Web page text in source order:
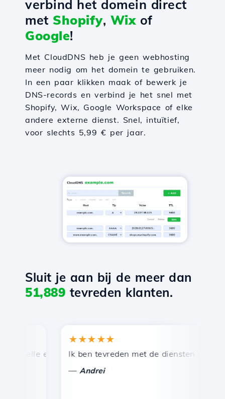
verbind het domein direct
met Shopify, Wixof
Google!
Met CloudDNS heb je geen webhosting
meer nodig om het domein te gebruiken.
In een paar klikken maak of bewerk je
DNS-records en verbind je het snel met
Shopify, Wix, Google Workspace of elke
andere externe dienst. Snel, intuïtief,
voor slechts 5,99 € per jaar.
Sluit je aan bij de meer dan
51,889 tevreden klanten.
en efficiënte technische ondersteuning.
★★★★★
Ik ben tevreden met de diensten die door
Andrei